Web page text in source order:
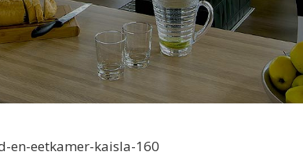
en-eetkamer-kaisla-160